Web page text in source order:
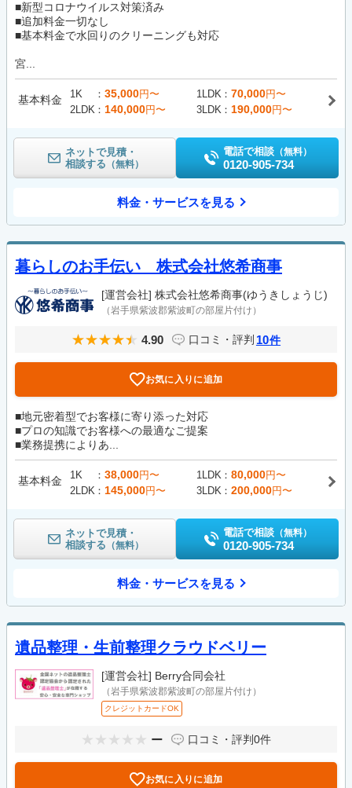
■新型コロナウイルス対策済み
■追加料金一切なし
■基本料金で水回りのクリーニングも対応
宮...
基本料金 1K 35,000円〜 1LDK 70,000円〜
2LDK
140,000円〜 3LDK 190,000円〜
ネットで見積・
相談する （無料）
電話で相談 （無料）
0120-905-734
料金・サービスを見る
暮らしのお手伝い 株式会社悠希商事
[運営会社] 株式会社悠希商事(ゆうきしょうじ)
（岩手県紫波郡紫波町の部屋片付け）
4.90 口コミ・評判 10件
お気に入りに追加
■地元密着型でお客様に寄り添った対応
■プロの知識でお客様への最適なご提案
■業務提携によりあ...
基本料金 1K 38,000円〜 1LDK 80,000円〜
2LDK
145,000円〜 3LDK 200,000円〜
ネットで見積・
相談する （無料）
電話で相談 （無料）
0120-905-734
料金・サービスを見る
遺品整理・生前整理クラウドベリー
[運営会社] Berry合同会社
（岩手県紫波郡紫波町の部屋片付け）
クレジットカードOK
ー 口コミ・評判0件
お気に入りに追加